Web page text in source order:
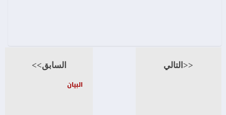
السابق>>
البيان
<<التالي